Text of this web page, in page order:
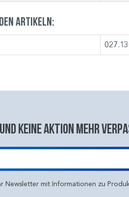
Artikeln:
keine aktion mehr
Newsletter mit Informationen zu